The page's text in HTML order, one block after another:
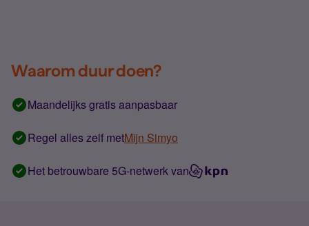
Waarom duur doen?
Maandelijks gratis aanpasbaar
Regel alles zelf metMijn Simyo
Het betrouwbare 5G-netwerk van